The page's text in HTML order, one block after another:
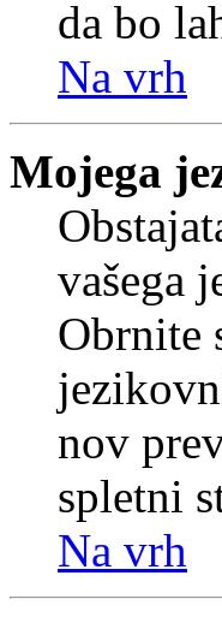
da bo
Na vrh
Mojega
vašega
Obrnite
nov
spletni
Na vrh